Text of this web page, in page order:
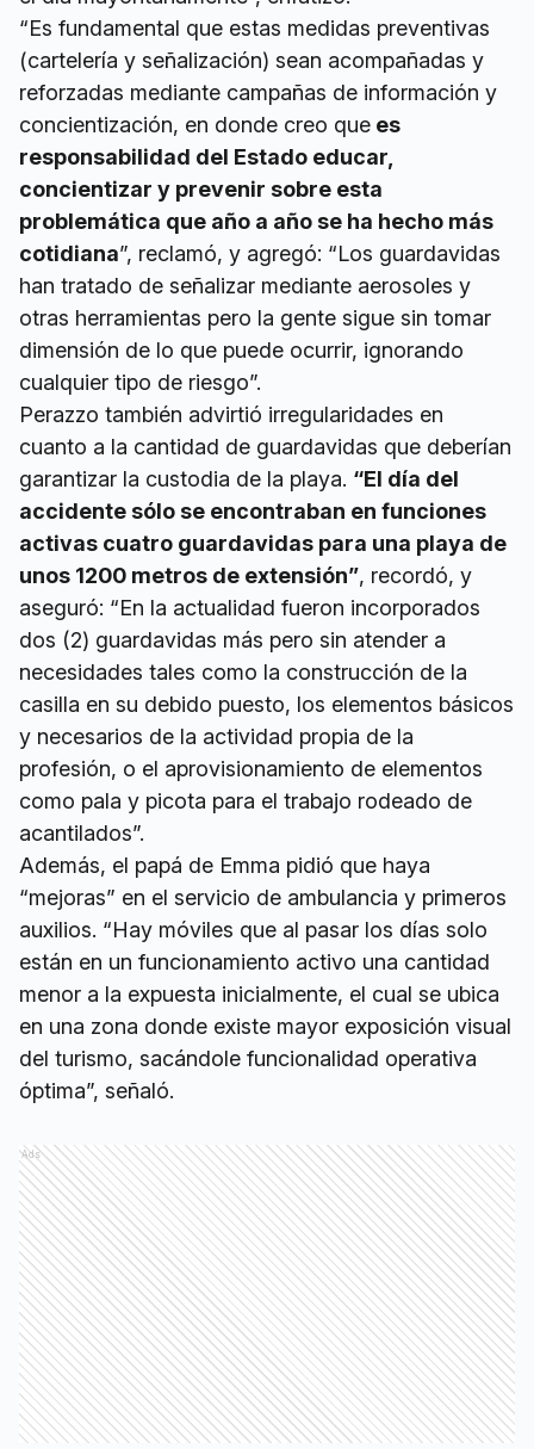
“Es fundamental que estas medidas preventivas
(cartelería y señalización) sean acompañadas y
reforzadas mediante campañas de información y
concientización, en donde creo que es
responsabilidad del Estado educar,
concientizar y prevenir sobre esta
problemática que año a año se ha hecho más
cotidiana”, reclamó, y agregó: “Los guardavidas
han tratado de señalizar mediante aerosoles y
otras herramientas pero la gente sigue sin tomar
dimensión de lo que puede ocurrir, ignorando
cualquier tipo de riesgo”.
Perazzo también advirtió irregularidades en
cuanto a la cantidad de guardavidas que deberían
garantizar la custodia de la playa. “El día del
accidente sólo se encontraban en funciones
activas cuatro guardavidas para una playa de
unos 1200 metros de extensión”, recordó, y
aseguró: “En la actualidad fueron incorporados
dos (2) guardavidas más pero sin atender a
necesidades tales como la construcción de la
casilla en su debido puesto, los elementos básicos
y necesarios de la actividad propia de la
profesión, o el aprovisionamiento de elementos
como pala y picota para el trabajo rodeado de
acantilados”.
Además, el papá de Emma pidió que haya
“mejoras” en el servicio de ambulancia y primeros
auxilios. “Hay móviles que al pasar los días solo
están en un funcionamiento activo una cantidad
menor a la expuesta inicialmente, el cual se ubica
en una zona donde existe mayor exposición visual
del turismo, sacándole funcionalidad operativa
óptima”, señaló.
Ads